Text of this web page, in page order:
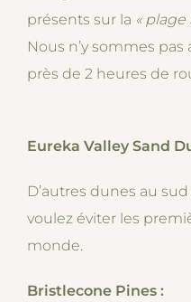
présents sur la « plage
Nous n’y sommes
près de 2 heures de
Eureka Valley Sand
D’autres dunes au
voulez éviter les
monde.
Bristlecone Pines :